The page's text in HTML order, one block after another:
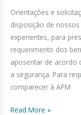
Orientações e
disposição de
experientes, para
requerimento dos
aposentar de acordo
a segurança. Para
comparecer à APM
Read More »